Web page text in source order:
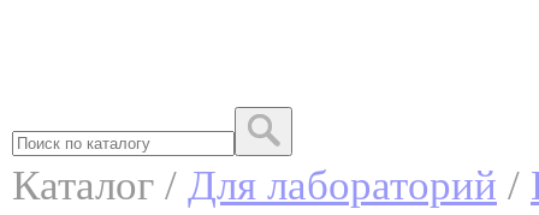
Каталог / Для лабораторий /